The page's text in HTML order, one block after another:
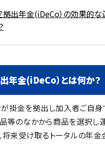
出年金(iDeCo）の効果的な
年金(iDeCo）とは何か？
掛金を拠出し加入者ご自身
等のなかから商品を選択し
将来受け取るトータルの年